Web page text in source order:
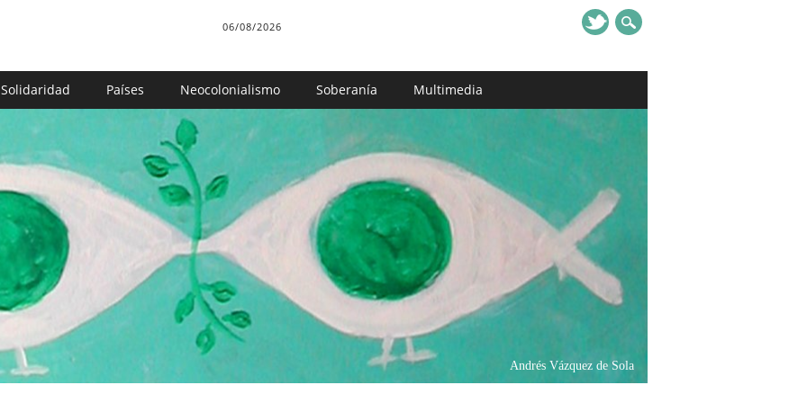
06/08/2026
Solidaridad Países Neocolonialismo Soberanía Multimedia
Andrés Vázquez de Sola